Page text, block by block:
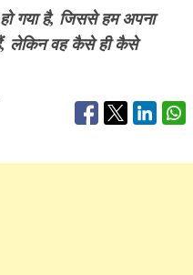
गया है, जिससे हम अपना
लेकिन वह कैसे ही कैसे